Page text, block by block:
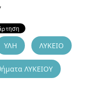
ΥΛΗ ΛΥΚΕΙΟ
ΛΥΚΕΙΟΥ